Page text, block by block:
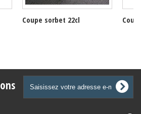
Coupe sorbet 22cl